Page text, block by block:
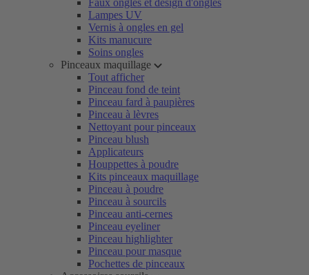
Faux ongles et design d'ongles
Lampes UV
Vernis à ongles en gel
Kits manucure
Soins ongles
Pinceaux maquillage
Tout afficher
Pinceau fond de teint
Pinceau fard à paupières
Pinceau à lèvres
Nettoyant pour pinceaux
Pinceau blush
Applicateurs
Houppettes à poudre
Kits pinceaux maquillage
Pinceau à poudre
Pinceau à sourcils
Pinceau anti-cernes
Pinceau eyeliner
Pinceau highlighter
Pinceau pour masque
Pochettes de pinceaux